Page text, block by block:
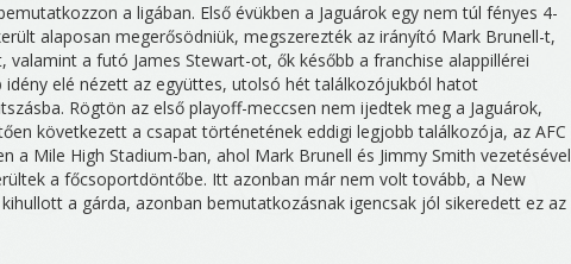
a ligában. Első évükben a Jaguárok egy nem túl fényes 4-
alaposan megerősödniük, megszerezték az irányító Mark Brunell-t,
a futó James Stewart-ot, ők később a franchise alappillérei
elé nézett az együttes, utolsó hét találkozójukból hatot
Rögtön az első playoff-meccsen nem ijedtek meg a Jaguárok,
következett a csapat történetének eddigi legjobb találkozója, az AFC
a Mile High Stadium-ban, ahol Mark Brunell és Jimmy Smith vezetésével
a főcsoportdöntőbe. Itt azonban már nem volt tovább, a New
a gárda, azonban bemutatkozásnak igencsak jól sikeredett ez az